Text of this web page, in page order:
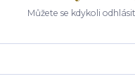
Můžete se kdykoli odhlásit.